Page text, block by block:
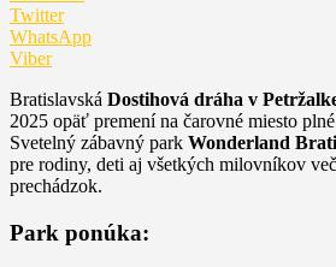
Twitter
WhatsApp
Viber
Bratislavská Dostihová dráha v
2025 opäť premení na čarovné miesto
Svetelný zábavný park Wonderland
pre rodiny, deti aj všetkých milovníkov
prechádzok.
Park ponúka: